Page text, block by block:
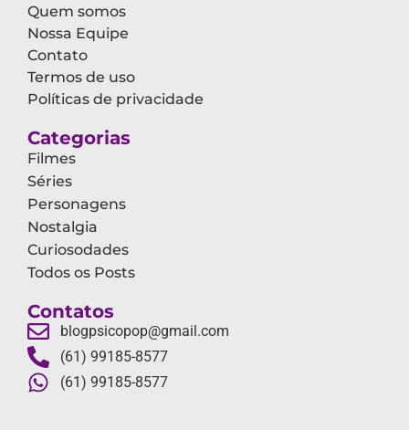
Quem somos
Nossa Equipe
Contato
Termos de uso
Políticas de privacidade
Categorias
Filmes
Séries
Personagens
Nostalgia
Curiosodades
Todos os Posts
Contatos
blogpsicopop@gmail.com
(61) 99185-8577
(61) 99185-8577